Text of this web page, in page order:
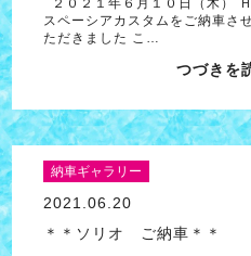
スペーシアカスタムをご納車さ
ただきました こ…
つづきを
納車ギャラリー
2021.06.20
＊＊ソリオ ご納車＊＊